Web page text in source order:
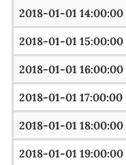
2018-01-01 14:00:00
2018-01-01 15:00:00
2018-01-01 16:00:00
2018-01-01 17:00:00
2018-01-01 18:00:00
2018-01-01 19:00:00